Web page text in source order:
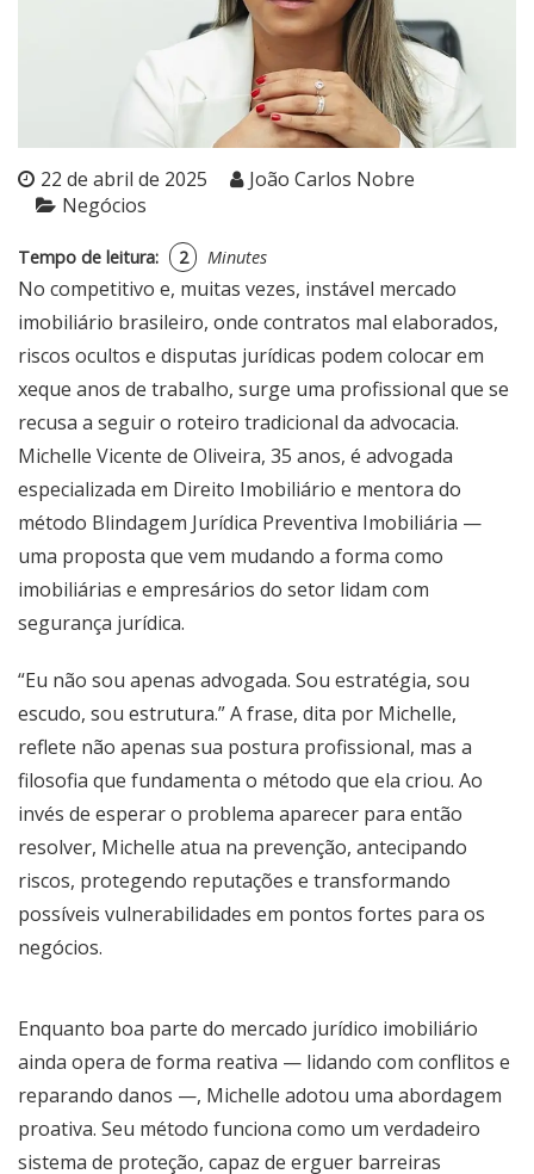
22 de abril de 2025
João Carlos Nobre
Negócios
Tempo de leitura: 2 Minutes
No competitivo e, muitas vezes, instável mercado
imobiliário brasileiro, onde contratos mal elaborados,
riscos ocultos e disputas jurídicas podem colocar em
xeque anos de trabalho, surge uma profissional que se
recusa a seguir o roteiro tradicional da advocacia.
Michelle Vicente de Oliveira, 35 anos, é advogada
especializada em Direito Imobiliário e mentora do
método Blindagem Jurídica Preventiva Imobiliária —
uma proposta que vem mudando a forma como
imobiliárias e empresários do setor lidam com
segurança jurídica.
“Eu não sou apenas advogada. Sou estratégia, sou
escudo, sou estrutura.” A frase, dita por Michelle,
reflete não apenas sua postura profissional, mas a
filosofia que fundamenta o método que ela criou. Ao
invés de esperar o problema aparecer para então
resolver, Michelle atua na prevenção, antecipando
riscos, protegendo reputações e transformando
possíveis vulnerabilidades em pontos fortes para os
negócios.
Enquanto boa parte do mercado jurídico imobiliário
ainda opera de forma reativa — lidando com conflitos e
reparando danos —, Michelle adotou uma abordagem
proativa. Seu método funciona como um verdadeiro
sistema de proteção, capaz de erguer barreiras